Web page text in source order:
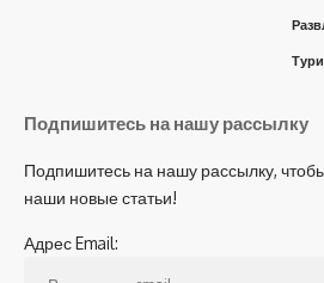
Подпишитесь на нашу рассылку
Подпишитесь на нашу рассылку,
наши новые статьи!
Адрес Email: